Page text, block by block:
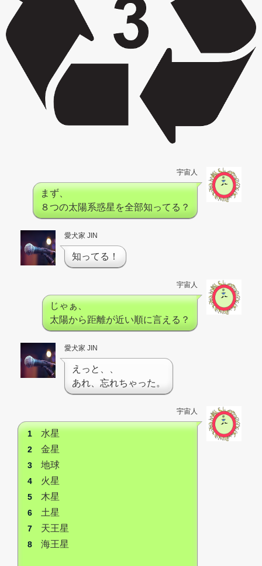
宇宙人
まず、
８つの太陽系惑星を全部知ってる？
愛犬家 JIN
知ってる！
宇宙人
じゃぁ、
太陽から距離が近い順に言える？
愛犬家 JIN
えっと、、
あれ、忘れちゃった。
宇宙人
水星
金星
地球
火星
木星
土星
天王星
海王星